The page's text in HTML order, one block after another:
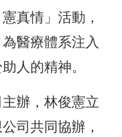
真情」活動，
醫療體系注入
人的精神。
辦，林俊憲立
司共同協辦，